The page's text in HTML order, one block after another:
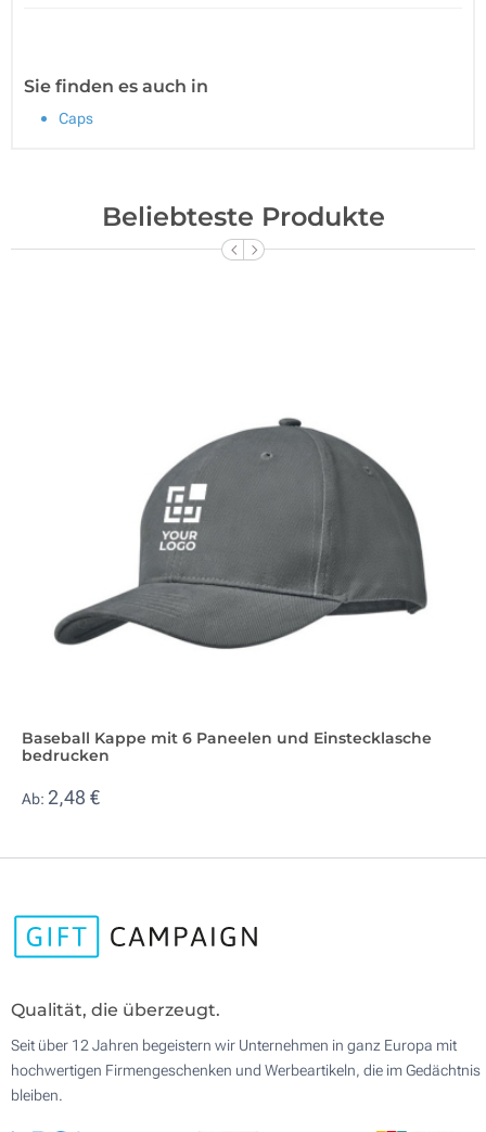
Sie finden es auch in
Caps
Beliebteste Produkte
Baseball Kappe mit 6 Paneelen und Einstecklasche
bedrucken
Ab: 2,48 €
Qualität, die überzeugt.
Seit über 12 Jahren begeistern wir Unternehmen in ganz Europa mit
hochwertigen Firmengeschenken und Werbeartikeln, die im Gedächtnis
bleiben.